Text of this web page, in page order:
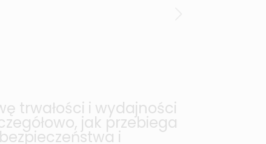
trwałości i wydajności
jak przebiega
i